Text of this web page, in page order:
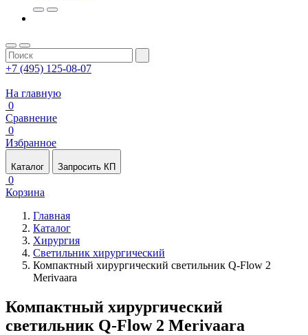
+7 (495) 125-08-07
На главную
0
Сравнение
0
Избранное
Каталог Запросить КП
0
Корзина
Главная
Каталог
Хирургия
Светильник хирургический
Компактный хирургический светильник Q-Flow 2
Merivaara
Компактный хирургический
светильник Q-Flow 2 Merivaara